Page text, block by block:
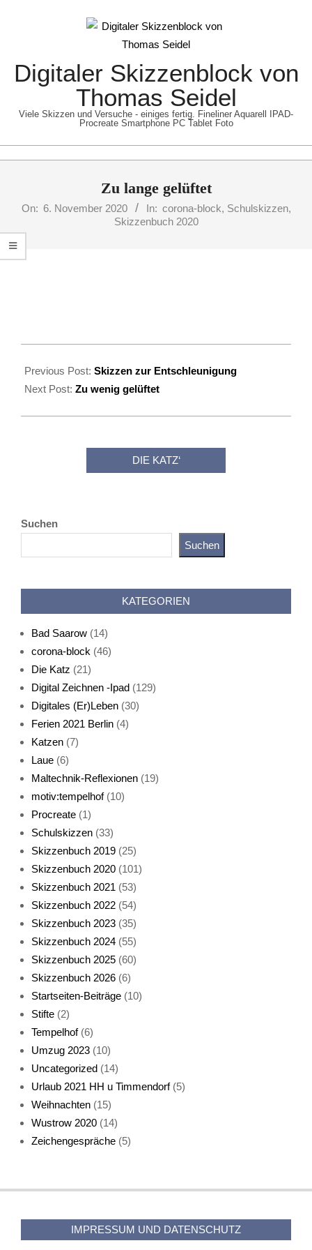
Digitaler Skizzenblock von
Thomas Seidel
Viele Skizzen und Versuche - einiges fertig. Fineliner Aquarell IPAD-
Procreate Smartphone PC Tablet Foto
Menu
Zu lange gelüftet
On: 6. November 2020 In: corona-block, Schulskizzen,
Skizzenbuch 2020
11-
06
Previous Post: Skizzen zur Entschleunigung
Next Post: Zu wenig gelüftet
DIE KATZ‘
Live-Cat
Katze sturmerprobt
Suchen
Suchen
KATEGORIEN
Bad Saarow (14)
corona-block (46)
Die Katz (21)
Digital Zeichnen -Ipad (129)
Digitales (Er)Leben (30)
Ferien 2021 Berlin (4)
Katzen (7)
Laue (6)
Maltechnik-Reflexionen (19)
motiv:tempelhof(10)
Procreate (1)
Schulskizzen (33)
Skizzenbuch 2019 (25)
Skizzenbuch 2020 (101)
Skizzenbuch 2021 (53)
Skizzenbuch 2022 (54)
Skizzenbuch 2023 (35)
Skizzenbuch 2024 (55)
Skizzenbuch 2025 (60)
Skizzenbuch 2026 (6)
Startseiten-Beiträge (10)
Stifte (2)
Tempelhof(6)
Umzug 2023 (10)
Uncategorized (14)
Urlaub 2021 HH u Timmendorf(5)
Weihnachten (15)
Wustrow 2020 (14)
Zeichengespräche (5)
IMPRESSUM UND DATENSCHUTZ